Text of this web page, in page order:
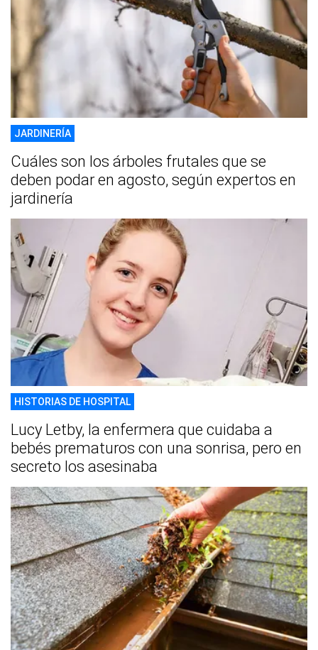
JARDINERÍA
Cuáles son los árboles frutales que se
deben podar en agosto, según expertos en
jardinería
HISTORIAS DE HOSPITAL
Lucy Letby, la enfermera que cuidaba a
bebés prematuros con una sonrisa, pero en
secreto los asesinaba